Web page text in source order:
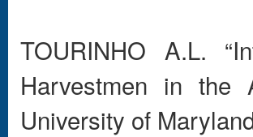
TOURINHO A.L.
Harvestmen in the
University of